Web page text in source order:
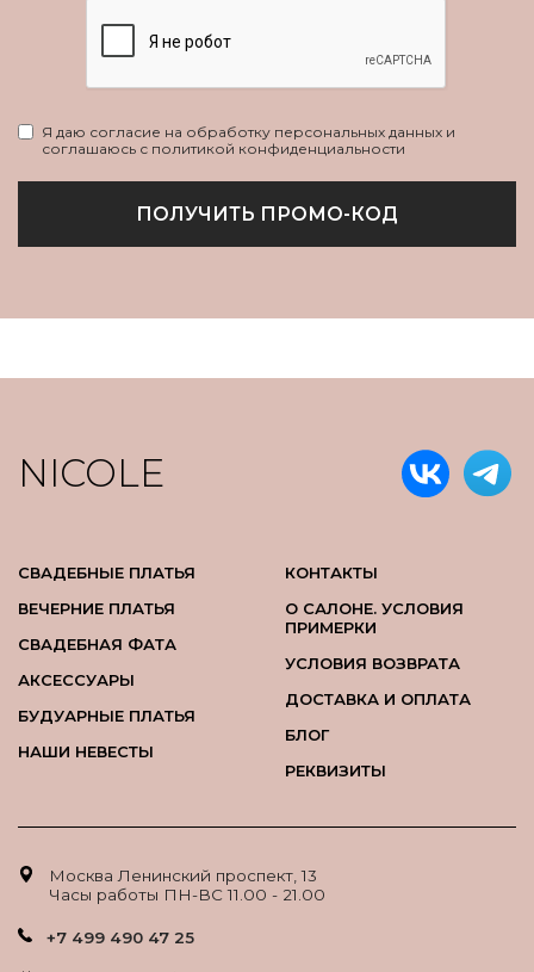
Я даю согласие на обработку персональных данных и
соглашаюсь с политикой конфиденциальности
ПОЛУЧИТЬ ПРОМО-КОД
NICOLE
СВАДЕБНЫЕ ПЛАТЬЯ
ВЕЧЕРНИЕ ПЛАТЬЯ
СВАДЕБНАЯ ФАТА
АКСЕССУАРЫ
БУДУАРНЫЕ ПЛАТЬЯ
НАШИ НЕВЕСТЫ
КОНТАКТЫ
О САЛОНЕ. УСЛОВИЯ
ПРИМЕРКИ
УСЛОВИЯ ВОЗВРАТА
ДОСТАВКА И ОПЛАТА
БЛОГ
РЕКВИЗИТЫ
Москва Ленинский проспект, 13
Часы работы ПН-ВС 11.00 - 21.00
+7 499 490 47 25